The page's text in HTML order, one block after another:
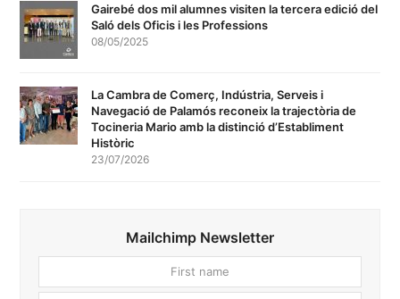
Gairebé dos mil alumnes visiten la tercera edició del
Saló dels Oficis i les Professions
08/05/2025
La Cambra de Comerç, Indústria, Serveis i
Navegació de Palamós reconeix la trajectòria de
Tocineria Mario amb la distinció d’Establiment
Històric
23/07/2026
Mailchimp Newsletter
name